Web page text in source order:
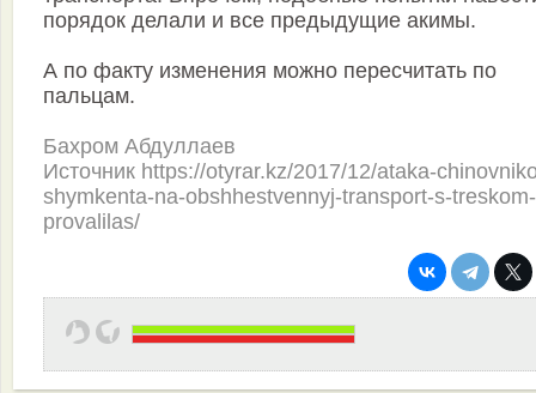
порядок делали и все предыдущие акимы.
А по факту изменения можно пересчитать по
пальцам.
Бахром Абдуллаев
Источник https://otyrar.kz/2017/12/ataka-
shymkenta-na-obshhestvennyj-transport-s-treskom-
provalilas/